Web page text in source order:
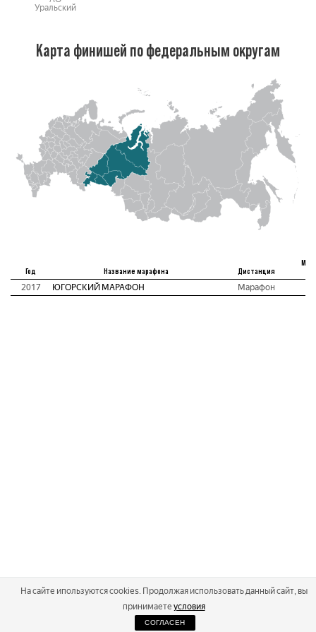
Уральский
Карта финишей по федеральным округам
Год Название марафона Дистанция
2017 ЮГОРСКИЙ МАРАФОН Марафон
На сайте ипользуются cookies. Продолжая использовать данный сайт, вы
принимаете условия
СОГЛАСЕН